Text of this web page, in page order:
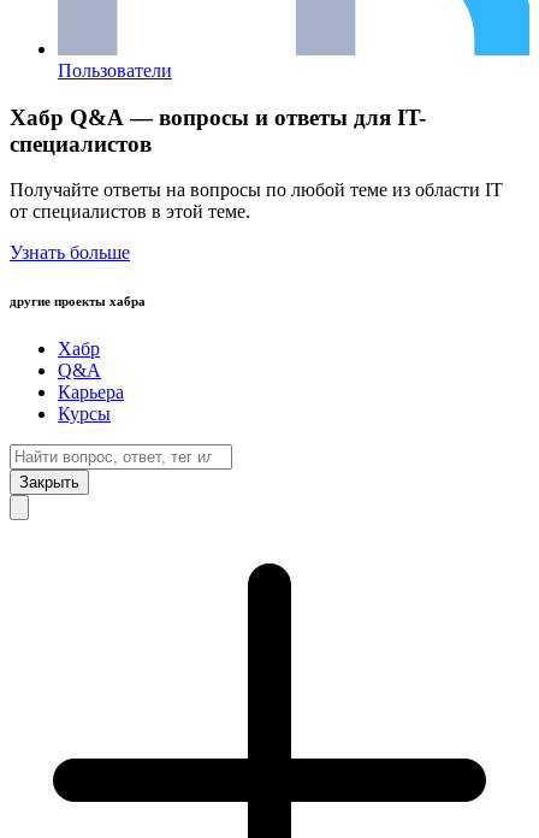
Пользователи
Хабр Q&A — вопросы и ответы для IT-
специалистов
Получайте ответы на вопросы по любой теме из области IT
от специалистов в этой теме.
Узнать больше
другие проекты хабра
Хабр
Q&A
Карьера
Курсы
Закрыть